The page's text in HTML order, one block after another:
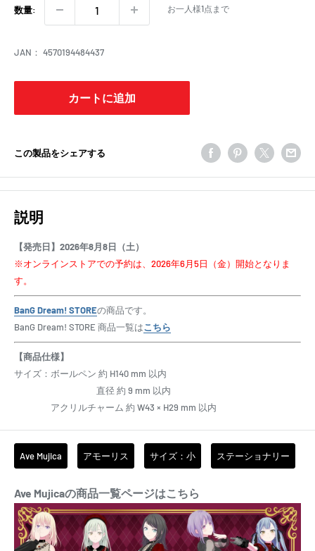
数量: お一人様1点まで
JAN： 4570194484437
カートに追加
この製品をシェアする
説明
【発売日】2026年8月8日（土）
※オンラインストアでの予約は、2026年6月5日（金）開始となりま
す。
BanG Dream! STOREの商品です。
BanG Dream! STORE 商品一覧はこちら
【商品仕様】
サイズ：ボールペン 約 H140 mm 以内
直径 約 9 mm 以内
アクリルチャーム 約 W43 × H29 mm 以内
Ave Mujica アモーリス サイズ：小 ステーショナリー
Ave Mujicaの商品一覧ページはこちら